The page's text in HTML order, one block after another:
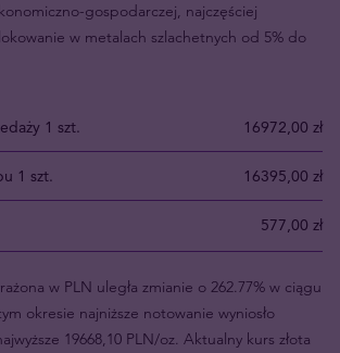
gospodarczej, najczęściej
w metalach szlachetnych od 5% do
1 szt. 16972,00 zł
1 szt. 16395,00 zł
577,00 zł
w PLN uległa zmianie o 262.77% w ciągu
okresie najniższe notowanie wyniosło
19668,10 PLN/oz. Aktualny kurs złota